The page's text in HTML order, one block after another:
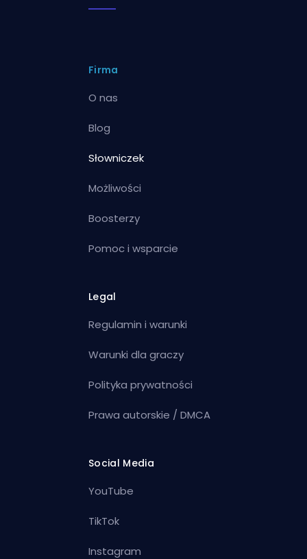
Firma
O nas
Blog
Słowniczek
Możliwości
Boosterzy
Pomoc i wsparcie
Legal
Regulamin i warunki
Warunki dla graczy
Polityka prywatności
Prawa autorskie / DMCA
Social Media
YouTube
TikTok
Instagram